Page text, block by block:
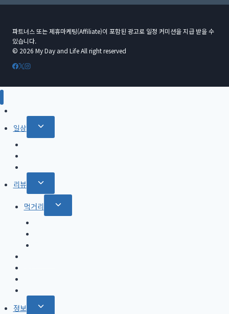
파트너스 또는 제휴마케팅(Affiliate)이 포함된 광고로 일정 커미션을 지급 받을 수
있습니다.
© 2026 My Day and Life All right reserved
일상
Toggle
child
리뷰
Toggle
child
menu
먹거리
Toggle
child
정보
Toggle